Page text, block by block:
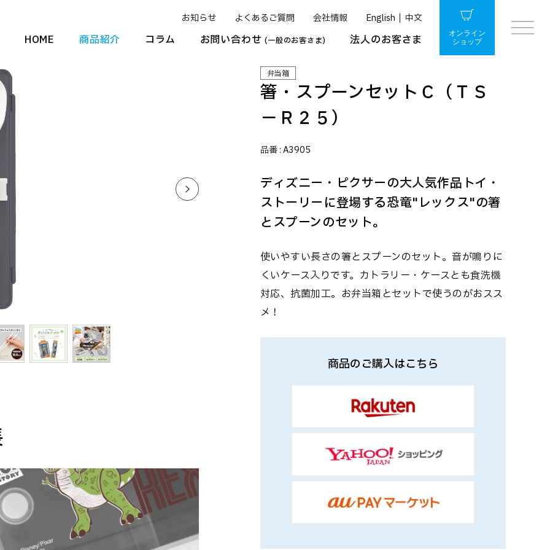
お知らせ よくあるご質問 会社情報 English 中文
HOME 商品紹介 コラム お問い合わせ(一般のお客さま) 法人のお客さま
オンライン
ショップ
弁当箱
箸・スプーンセットＣ（ＴＳ
－Ｒ２５）
品番 :A3905
ディズニー・ピクサーの大人気作品トイ・
ストーリーに登場する恐竜"レックス"の箸
とスプーンのセット。
使いやすい長さの箸とスプーンのセット。音が鳴りに
くいケース入りです。カトラリー・ケースとも食洗機
対応、抗菌加工。お弁当箱とセットで使うのがおスス
メ！
商品のご購入はこちら